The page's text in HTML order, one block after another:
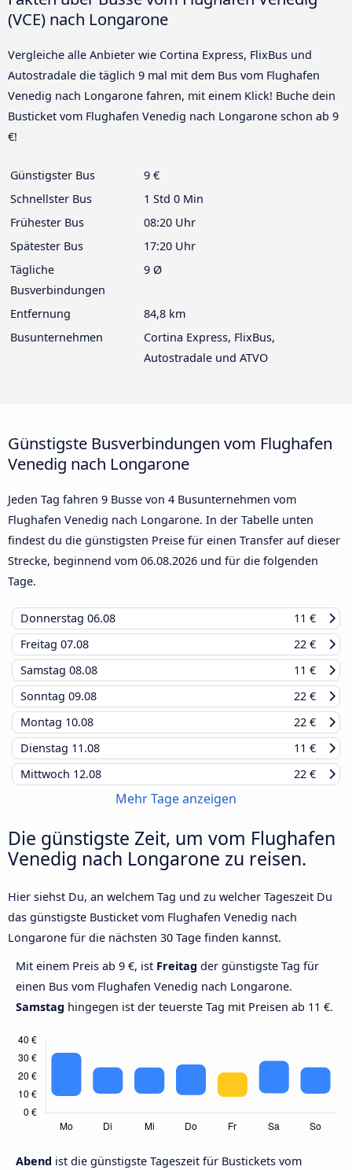
(VCE) nach Longarone
Vergleiche alle Anbieter wie Cortina Express, FlixBus und
Autostradale die täglich 9 mal mit dem Bus vom Flughafen
Venedig nach Longarone fahren, mit einem Klick! Buche dein
Busticket vom Flughafen Venedig nach Longarone schon ab 9
€!
Günstigster Bus
9 €
Schnellster Bus
1 Std 0 Min
Frühester Bus
08:20 Uhr
Spätester Bus
17:20 Uhr
Tägliche
Busverbindungen
9 Ø
Entfernung
84,8 km
Busunternehmen
Cortina Express, FlixBus,
Autostradale und ATVO
Günstigste Busverbindungen vom Flughafen
Venedig nach Longarone
Jeden Tag fahren 9 Busse von 4 Busunternehmen vom
Flughafen Venedig nach Longarone. In der Tabelle unten
findest du die günstigsten Preise für einen Transfer auf dieser
Strecke, beginnend vom 06.08.2026 und für die folgenden
Tage.
Donnerstag 06.08
11 €
Freitag 07.08
22 €
Samstag 08.08
11 €
Sonntag 09.08
22 €
Montag 10.08
22 €
Dienstag 11.08
11 €
Mittwoch 12.08 22 €
Mehr Tage anzeigen
Die günstigste Zeit, um vom Flughafen
Venedig nach Longarone zu reisen.
Hier siehst Du, an welchem Tag und zu welcher Tageszeit Du
das günstigste Busticket vom Flughafen Venedig nach
Longarone für die nächsten 30 Tage finden kannst.
Mit einem Preis ab 9 €, ist Freitag der günstigste Tag für
einen Bus vom Flughafen Venedig nach Longarone.
Samstag hingegen ist der teuerste Tag mit Preisen ab 11 €.
Abend ist die günstigste Tageszeit für Bustickets vom